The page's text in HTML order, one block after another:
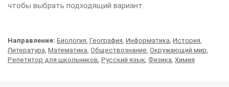
чтобы выбрать подходящий вариант.
Направления: Биология, География, Информатика, История,
Литература, Математика, Обществознание, Окружающий мир,
Репетитор для школьников, Русский язык, Физика, Химия